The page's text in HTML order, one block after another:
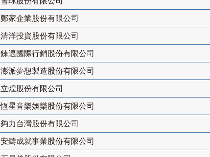
鄭家企業股份有限公司
清洋投資股份有限公司
錸邁國際行銷股份有限公司
澎派夢想製造股份有限公司
立煌股份有限公司
恆星音樂娛樂股份有限公司
夠力台灣股份有限公司
安鑄成就事業股份有限公司